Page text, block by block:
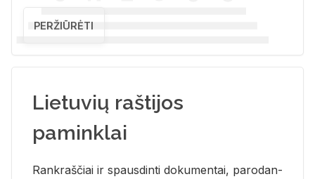
PERŽIŪRĖTI
Lietuvių raštijos
paminklai
Rank­raš­čiai ir spaus­din­ti do­ku­men­tai, pa­ro­dan­